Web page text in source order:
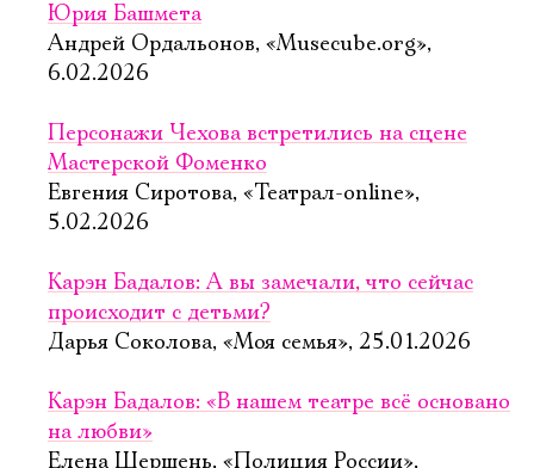
Юрия Башмета
Андрей Ордальонов, «Musecube.org»,
6.02.2026
Персонажи Чехова встретились на сцене
Мастерской Фоменко
Евгения Сиротова, «Театрал-online»,
5.02.2026
Карэн Бадалов: А вы замечали, что сейчас
происходит с детьми?
Дарья Соколова, «Моя семья», 25.01.2026
Карэн Бадалов: «В нашем театре всё основано
на любви»
Елена Шершень, «Полиция России»,